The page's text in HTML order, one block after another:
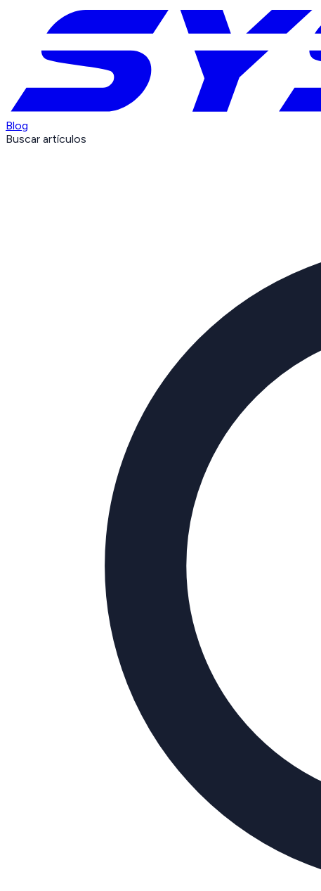
Blog
Buscar artículos